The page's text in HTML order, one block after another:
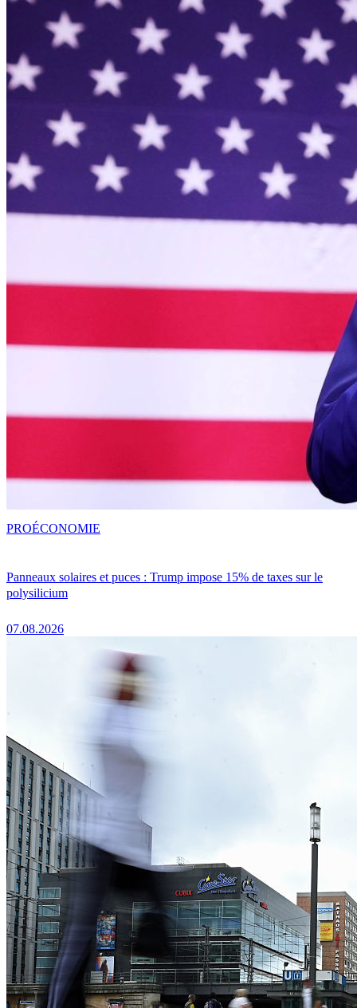
Panneaux solaires et puces : Trump impose 15% de taxes sur le
polysilicium
07.08.2026
PROÉCONOMIE